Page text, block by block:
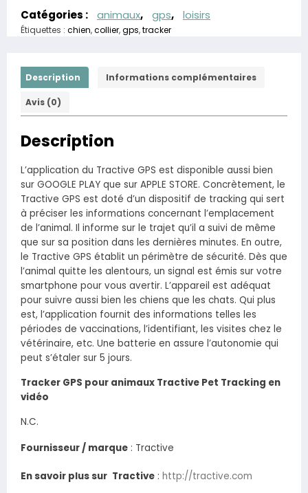
Catégories : animaux, gps, loisirs
Étiquettes : chien,collier,gps,tracker
Description Informations complémentaires
Avis (0)
Description
L’application du Tractive GPS est disponible aussi bien
sur GOOGLE PLAY que sur APPLE STORE. Concrètement, le
Tractive GPS est doté d’un dispositif de tracking qui sert
à préciser les informations concernant l’emplacement
de l’animal. Il informe sur le trajet qu’il a suivi de même
que sur sa position dans les dernières minutes. En outre,
le Tractive GPS établit un périmètre de sécurité. Dès que
l’animal quitte les alentours, un signal est émis sur votre
smartphone pour vous avertir. L’appareil est adéquat
pour suivre aussi bien les chiens que les chats. Qui plus
est, l’application fournit des informations telles les
périodes de vaccinations, l’identifiant, les visites chez le
vétérinaire, etc. Une batterie en assure l’autonomie qui
peut s’étaler sur 5 jours.
Tracker GPS pour animaux Tractive Pet Tracking en
vidéo
N.C.
Fournisseur / marque : Tractive
En savoir plus sur Tractive : http://tractive.com